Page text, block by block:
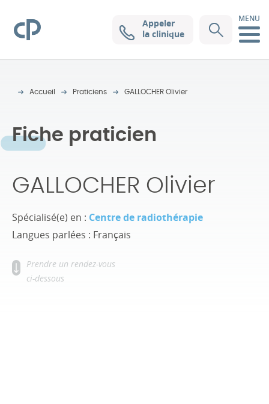
Clinique Pasteur
Appeler
la clinique
MENU
Accueil Praticiens GALLOCHER Olivier
Fiche praticien
GALLOCHER Olivier
Spécialisé(e) en : Centre de radiothérapie
Langues parlées : Français
Prendre un rendez-vous
ci-dessous